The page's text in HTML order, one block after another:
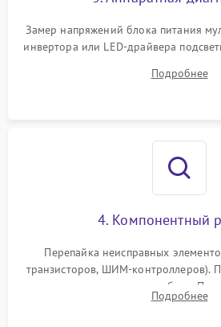
Поломка системы защиты
Замер напряжений блока питания
инвертора или LED-драйвера
питания скалера и тестирование
Подробнее
4. Компонентный
Перепайка неисправных
транзисторов, ШИМ-контроллеров).
памяти при программных сбоях. При
разборка матрицы и замена
Подробнее